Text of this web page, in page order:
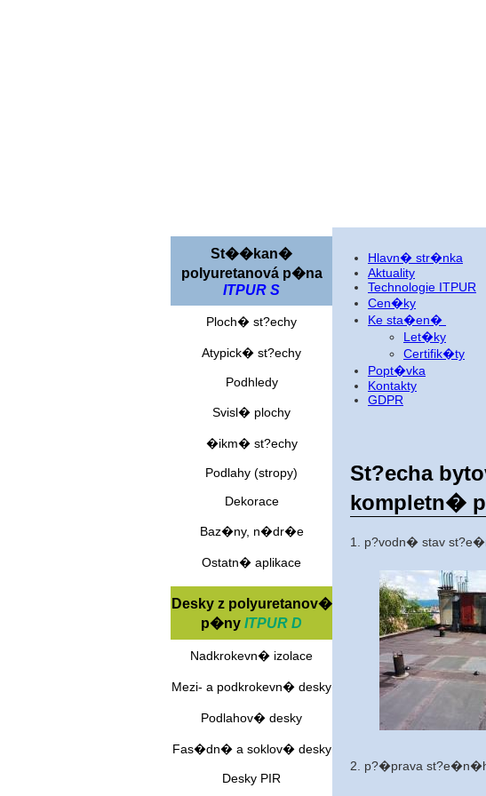
St��kan�
polyuretanová p�na
ITPUR S
Ploch� st?echy
Atypick� st?echy
Podhledy
Svisl� plochy
�ikm� st?echy
Podlahy (stropy)
Dekorace
Baz�ny, n�dr�e
Ostatn� aplikace
Desky z polyuretanov�
p�ny ITPUR D
Nadkrokevn� izolace
Mezi- a podkrokevn� desky
Podlahov� desky
Fas�dn� a soklov� desky
Desky PIR
Hlavn� str�nka
Aktuality
Technologie ITPUR
Cen�ky
Ke sta�en�
Let�ky
Certifik�ty
Popt�vka
Kontakty
GDPR
St?echa
kompletn�
1. p?vodn� stav
2. p?�prava